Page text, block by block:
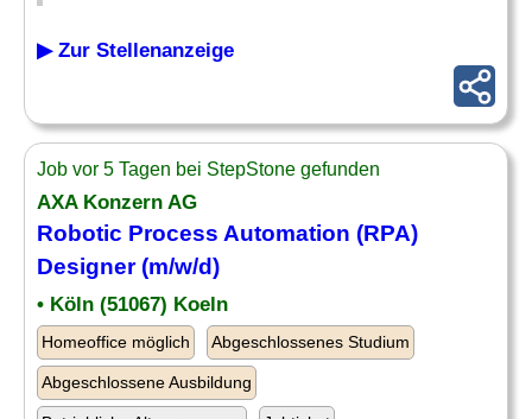
▶ Zur Stellenanzeige
Job vor 5 Tagen bei StepStone gefunden
AXA Konzern AG
Robotic Process Automation (RPA)
Designer (m/w/d)
• Köln (51067) Koeln
Homeoffice möglich Abgeschlossenes Studium
Abgeschlossene Ausbildung